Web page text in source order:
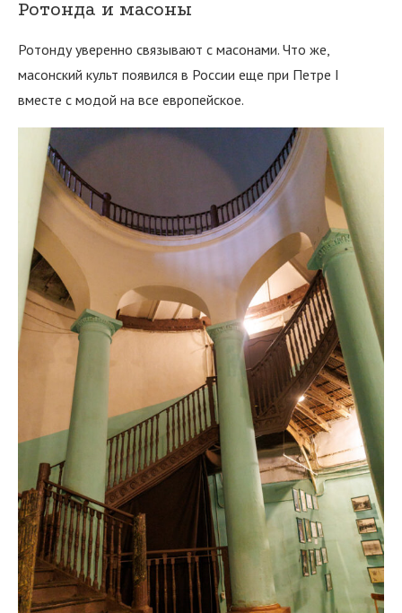
Ротонда и масоны
Ротонду уверенно связывают с масонами. Что же,
масонский культ появился в России еще при Петре I
вместе с модой на все европейское.